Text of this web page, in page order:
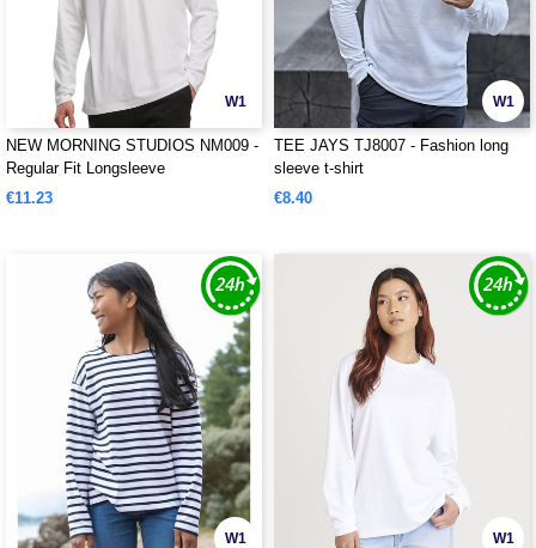
W1
NEW MORNING STUDIOS NM009 -
Regular Fit Longsleeve
€11.23
W1
TEE JAYS TJ8007 - Fashion long
sleeve t-shirt
€8.40
W1 W1